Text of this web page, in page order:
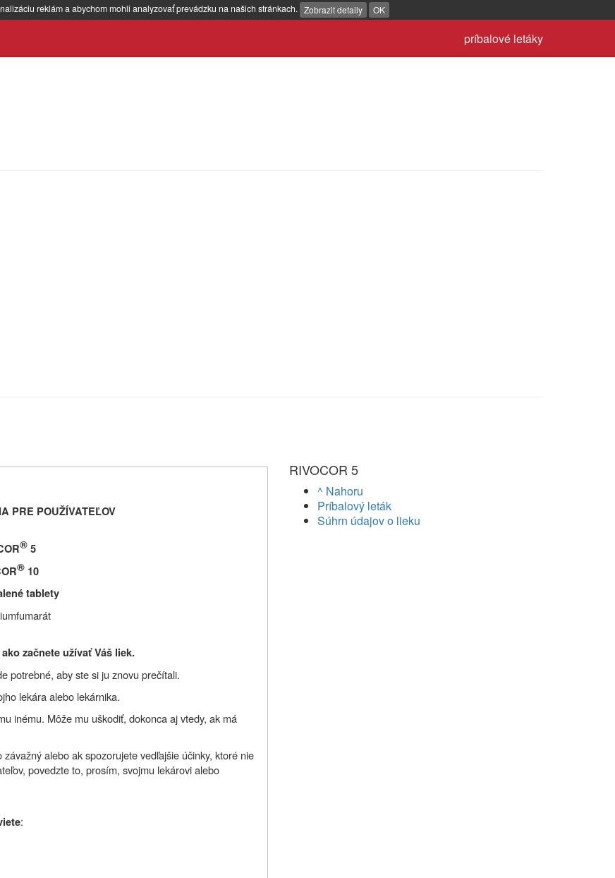
reklám a abychom mohli analyzovať prevádzku na našich stránkach. Zobrazit detaily OK
príbalové letáky
PRE POUŽÍVATEĽOV
®5
® 10
tablety
začnete užívaťVáš liek.
potrebné, aby ste si ju znovu prečítali.
lekára alebo lekárnika.
inému. Môže mu uškodiť, dokonca aj vtedy, ak má
alebo ak spozorujete vedľajšie účinky, ktoré nie
povedzte to, prosím, svojmu lekárovi alebo
:
RIVOCOR 5
^ Nahoru
Príbalový leták
Súhrn údajov o lieku